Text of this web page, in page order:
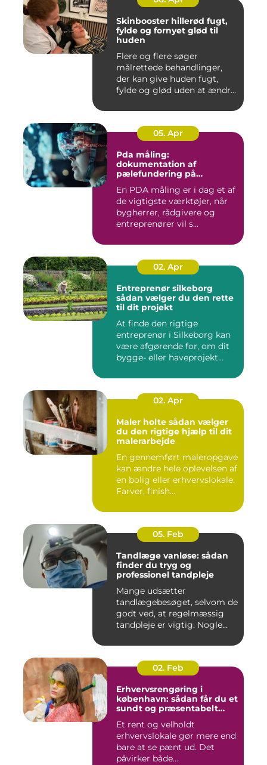
Skinbooster hillerød fugt,
fylde og fornyet glød til
huden
Flere og flere søger
målrettede behandlinger,
der kan give huden fugt,
fylde og glød uden at ændre
05. Apr
Pda måling:
dokumentation af
pælefundering på
En PDA måling er i dag et af
de vigtigste værktøjer, når
bygherrer, rådgivere og
entreprenører vil s...
02. Apr
Entreprenør silkeborg
sådan vælger du den rette
til dit projekt
At finde den rigtige
entreprenør i Silkeborg kan
være afgørende for, om dit
bygge- eller haveprojekt...
02. Apr
Maler holte sådan vælger
du den rigtige hjælp til dit
malerarbejde
En gennemført maleropgave
kan ændre hele oplevelsen af
en bolig eller erhvervslokale.
Farver, finish...
05. Feb
Tandlæge vanløse: sådan
finder du tryg og
professionel tandpleje
Mange udsætter
tandlægebesøget, selvom de
godt ved, at regelmæssig
tandpleje er vigtig. Nogle
02. Feb
Erhvervsrengøring i
københavn: sådan får du et
sundt og præsentabelt
Et rent og velholdt
erhvervslokale gør mere end
bare at se pænt ud. Det
påvirker både